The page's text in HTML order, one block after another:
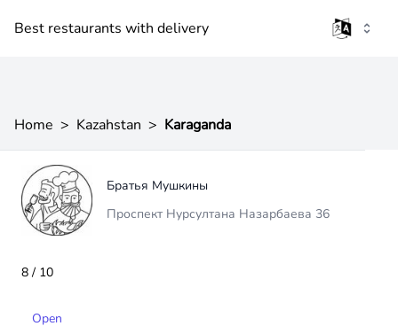
Best restaurants with delivery
Home > Kazahstan > Karaganda
Братья Мушкины
Проспект Нурсултана Назарбаева 36
8 / 10
Open